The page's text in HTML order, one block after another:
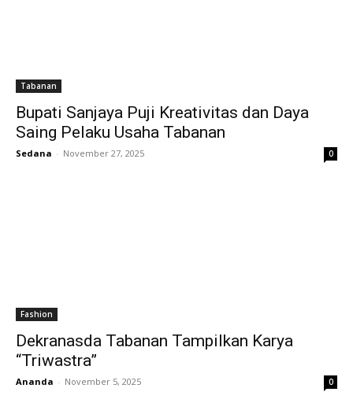
Tabanan
Bupati Sanjaya Puji Kreativitas dan Daya
Saing Pelaku Usaha Tabanan
Sedana - November 27, 2025 0
Fashion
Dekranasda Tabanan Tampilkan Karya
“Triwastra”
Ananda - November 5, 2025 0